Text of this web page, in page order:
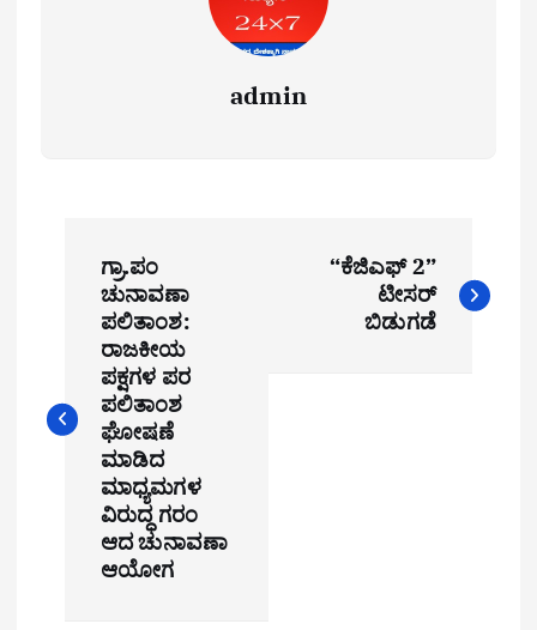
admin
n
ಗ್ರಾ.ಪಂ
ಚುನಾವಣಾ
ಪಲಿತಾಂಶ:
ರಾಜಕೀಯ
ಪಕ್ಷಗಳ ಪರ
ಪಲಿತಾಂಶ
ಘೋಷಣೆ
ಮಾಡಿದ
ಮಾಧ್ಯಮಗಳ
ವಿರುದ್ಧ ಗರಂ
ಆದ ಚುನಾವಣಾ
ಆಯೋಗ
“ಕೆಜಿಎಫ್ 2”
ಟೀಸರ್
ಬಿಡುಗಡೆ